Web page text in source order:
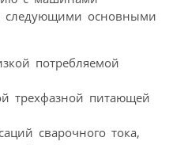
следующими основными
потребляемой
трехфазной питающей
сварочного тока,